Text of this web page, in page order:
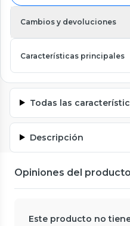
Cambios y devoluciones
Características principales
Todas las
Descripción
Opiniones del producto
Este producto no